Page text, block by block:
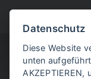
Datenschutz
Diese Website
unten
AKZEPTIEREN,